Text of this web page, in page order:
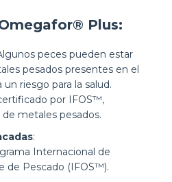
Plus:
peces pueden estar
pesados presentes en el
riesgo para la salud.
por IFOS™,
metales pesados.
:
Internacional de
de Pescado (IFOS™).